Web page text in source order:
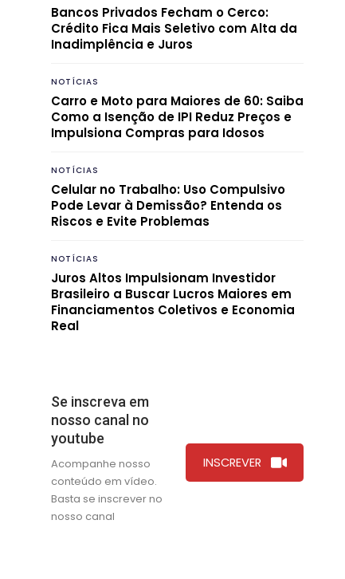
Bancos Privados Fecham o Cerco:
Crédito Fica Mais Seletivo com Alta da
Inadimplência e Juros
NOTÍCIAS
Carro e Moto para Maiores de 60: Saiba
Como a Isenção de IPI Reduz Preços e
Impulsiona Compras para Idosos
NOTÍCIAS
Celular no Trabalho: Uso Compulsivo
Pode Levar à Demissão? Entenda os
Riscos e Evite Problemas
NOTÍCIAS
Juros Altos Impulsionam Investidor
Brasileiro a Buscar Lucros Maiores em
Financiamentos Coletivos e Economia
Real
Se inscreva em
nosso canal no
youtube
Acompanhe nosso
conteúdo em vídeo.
Basta se inscrever no
nosso canal
INSCREVER